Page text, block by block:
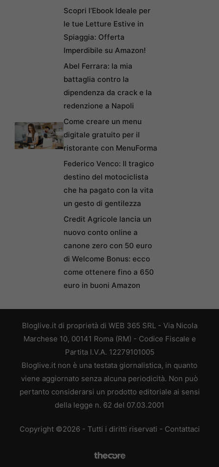
Scopri l’Ebook Ideale per
le tue Letture Estive in
Spiaggia: Offerta
Imperdibile su Amazon!
Abel Ferrara: la mia
battaglia contro la
dipendenza da crack e la
redenzione a Napoli
Come creare un menu
digitale gratuito per il
ristorante con MenuForma
Federico Venco: Il tragico
destino del motociclista
che ha pagato con la vita
un gesto di gentilezza
Credit Agricole lancia un
nuovo conto online a
canone zero con 50 euro
di Welcome Bonus: ecco
come ottenere fino a 650
euro in buoni Amazon
Bloglive.it di proprietà di WEB 365 SRL - Via Nicola
Marchese 10, 00141 Roma (RM) - Codice Fiscale e
Partita I.V.A. 12279101005
Bloglive.it non è una testata giornalistica, in quanto
viene aggiornato senza alcuna periodicità. Non può
pertanto considerarsi un prodotto editoriale ai sensi
della legge n. 62 del 07.03.2001
Copyright ©2026 - Tutti i diritti riservati - Contattaci